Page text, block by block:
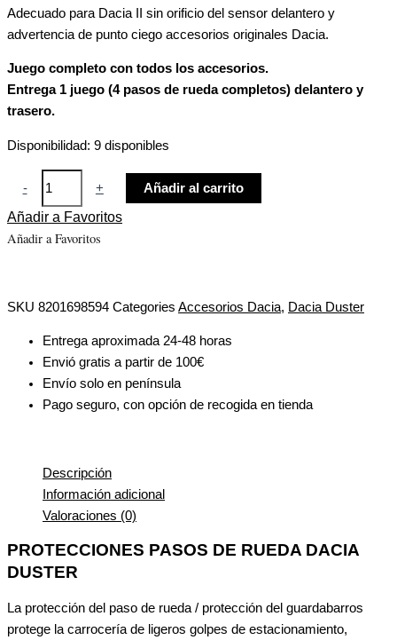
Adecuado para Dacia II sin orificio del sensor delantero y
advertencia de punto ciego accesorios originales Dacia.
Juego completo con todos los accesorios.
Entrega 1 juego (4 pasos de rueda completos) delantero y
trasero.
Disponibilidad: 9 disponibles
- + Añadir al carrito
Añadir a Favoritos
Añadir a Favoritos
SKU 8201698594 Categories Accesorios Dacia, Dacia Duster
Entrega aproximada 24-48 horas
Envió gratis a partir de 100€
Envío solo en península
Pago seguro, con opción de recogida en tienda
Descripción
Información adicional
Valoraciones (0)
PROTECCIONES PASOS DE RUEDA DACIA
DUSTER
La protección del paso de rueda / protección del guardabarros
protege la carrocería de ligeros golpes de estacionamiento,